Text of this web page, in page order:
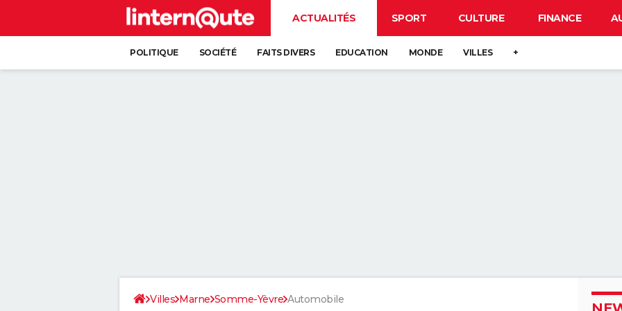
ACTUALITÉS SPORT CULTURE FINANCE
POLITIQUE SOCIÉTÉ FAITS DIVERS EDUCATION MONDE VILLES +
Villes Marne Somme-Yèvre Automobile